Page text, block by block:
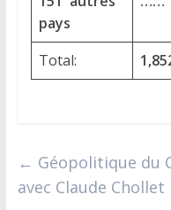
pays
Total:
← Géopolitique du
avec Claude Chollet